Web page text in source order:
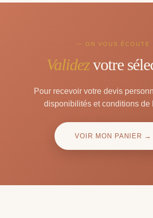
— ON VOUS ÉCOUTE
Validezvotre
Pour recevoir votre devis
disponibilités et conditions de
VOIR MON PANIER →